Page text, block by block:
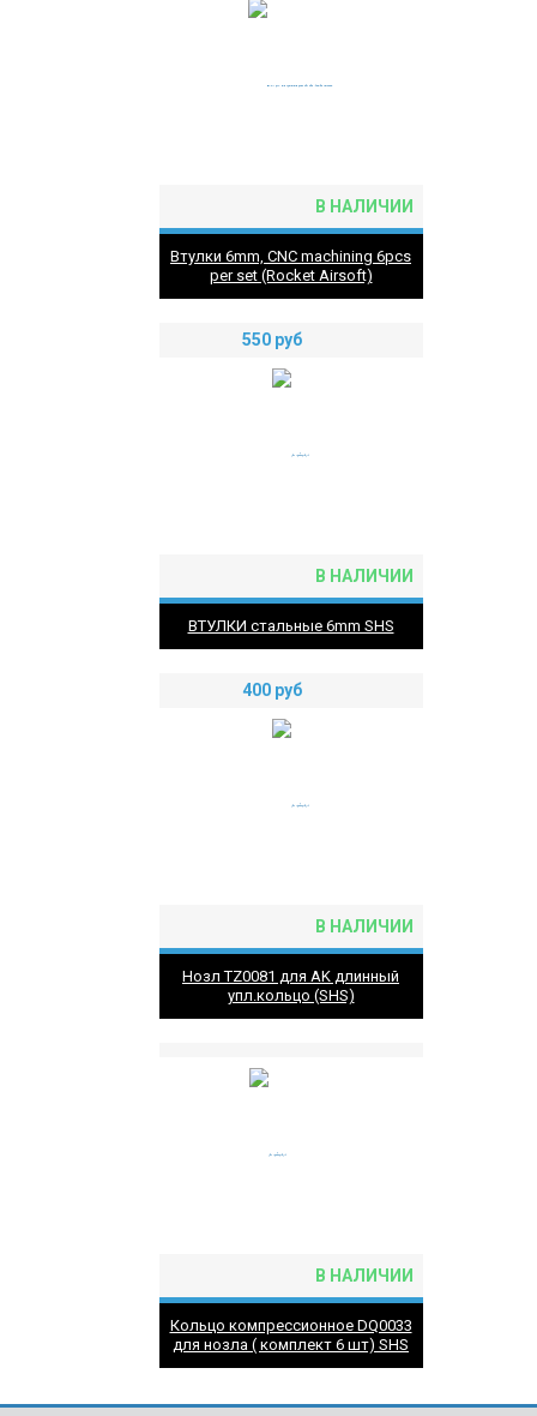
В НАЛИЧИИ
Втулки 6mm, CNC machining 6pcs
per set (Rocket Airsoft)
550 руб
В НАЛИЧИИ
ВТУЛКИ стальные 6mm SHS
400 руб
В НАЛИЧИИ
Нозл TZ0081 для AK длинный
упл.кольцо (SHS)
В НАЛИЧИИ
Кольцо компрессионное DQ0033
для нозла ( комплект 6 шт) SHS